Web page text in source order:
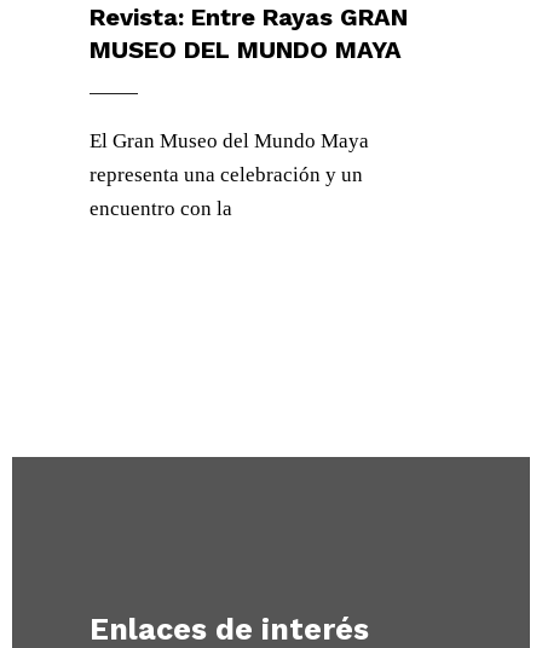
Revista: Entre Rayas GRAN
MUSEO DEL MUNDO MAYA
El Gran Museo del Mundo Maya
representa una celebración y un
encuentro con la
Enlaces de interés